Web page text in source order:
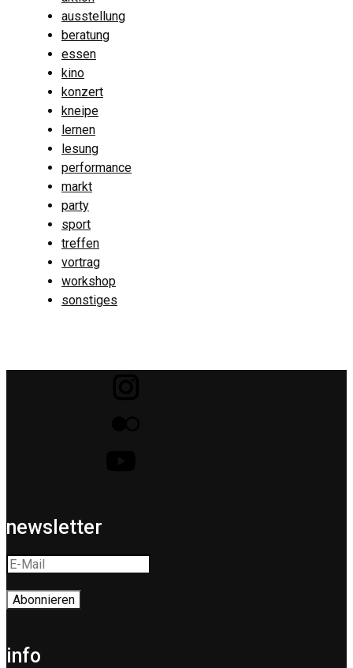
ausstellung
beratung
essen
kino
konzert
kneipe
lernen
lesung
performance
markt
party
sport
treffen
vortrag
workshop
sonstiges
newsletter
info